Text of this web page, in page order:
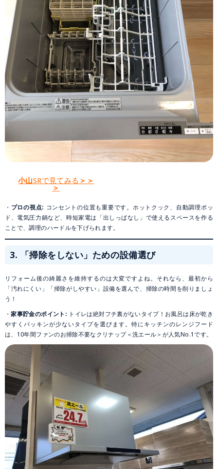
小山SRで見てみる ＞＞
＞
・ プロの視点: コンセントの位置も重要です。ホットクック、自動調理ポッ
ド、電気圧力鍋など、時短家電は「出しっぱなし」で使えるスペースを作る
ことで、調理のハードルを下げられます。
3. 「掃除をしない」ための設備選び
リフォーム後の綺麗さを維持するのは大変ですよね。それなら、最初から
「汚れにくい」「掃除がしやすい」設備を選んで、掃除の時間を削りましょ
う！
・家事貯金のポイント: トイレは絶対フチ裏がないタイプ！お風呂は床が乾き
やすくパッキンが少ないタイプを選びます。特にキッチンのレンジフード
は、10年間ファンのお掃除不要なクリナップ＜洗エール＞が人気No.1です。